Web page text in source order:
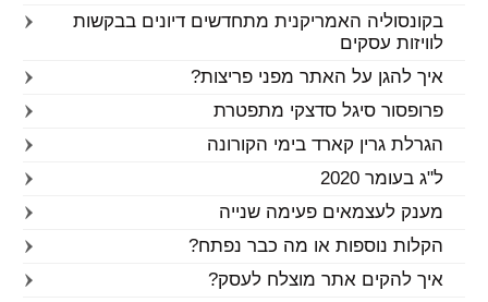
בקונסוליה האמריקנית מתחדשים דיונים בבקשות
לוויזות עסקים
איך להגן על האתר מפני פריצות?
פרופסור סיגל סדצקי מתפטרת
הגרלת גרין קארד בימי הקורונה
ל"ג בעומר 2020
מענק לעצמאים פעימה שנייה
הקלות נוספות או מה כבר נפתח?
איך להקים אתר מוצלח לעסק?